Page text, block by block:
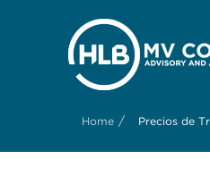
Home / Precios de